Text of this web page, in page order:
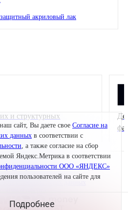
акриловый лак
и структурных
Deco Group
конфиденциальности
персональных данных
оферта
сайт, Вы даете свое Согласие на
данных в соответствии с
, а также согласие на сбор
Яндекс.Метрика в соответствии
ООО «ЯНДЕКС»
пользователей на сайте для
Подробнее